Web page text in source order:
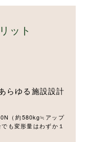
ット
らゆる施設設計
（約580kg≒アップ
も変形量はわずか１